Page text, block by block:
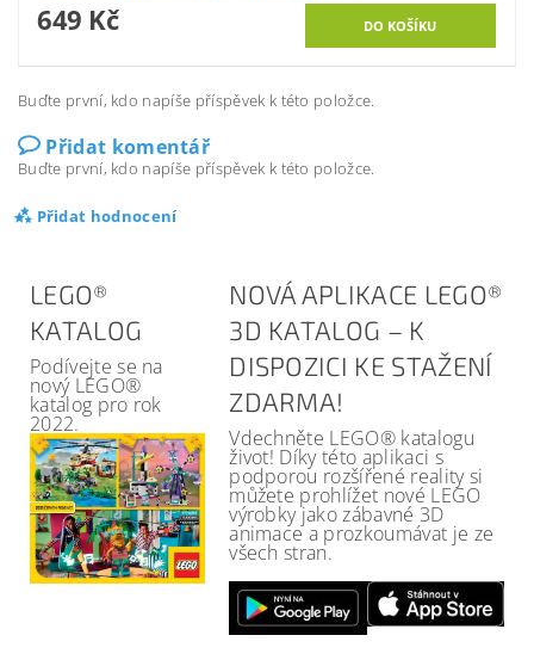
649 Kč
Buďte první, kdo napíše příspěvek k této položce.
Přidat komentář
Buďte první, kdo napíše příspěvek k této položce.
Přidat hodnocení
LEGO®
KATALOG
Podívejte se na
nový LEGO®
katalog pro rok
2022.
NOVÁ APLIKACE LEGO®
3D KATALOG – K
DISPOZICI KE STAŽENÍ
ZDARMA!
Vdechněte LEGO® katalogu
život! Díky této aplikaci s
podporou rozšířené reality si
můžete prohlížet nové LEGO
výrobky jako zábavné 3D
animace a prozkoumávat je ze
všech stran.